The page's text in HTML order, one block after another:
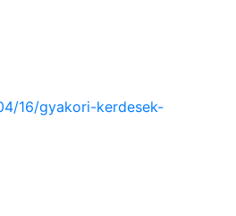
16/gyakori-kerdesek-